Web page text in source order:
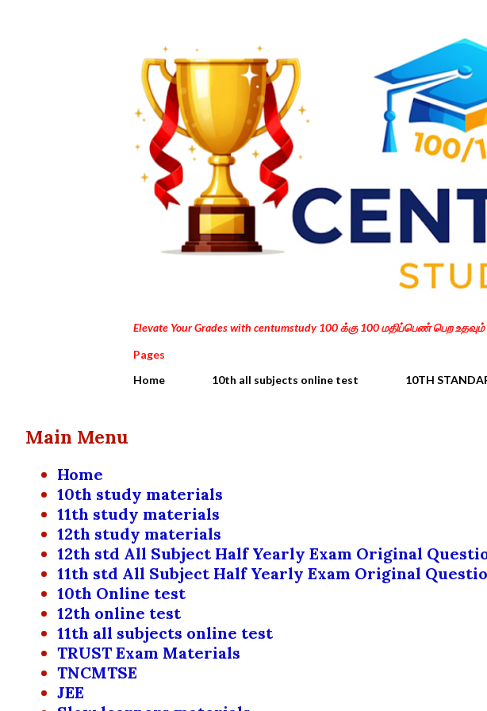
Elevate Your Grades with centumstudy 100 க்கு 100 மதிப்பெண் பெற
Pages
Home
10th all subjects online test 10TH
Main Menu
Home
10th study materials
11th study materials
12th study materials
12th std All Subject Half Yearly Exam Original
11th std All Subject Half Yearly Exam Original
10th Online test
12th online test
11th all subjects online test
TRUST Exam Materials
TNCMTSE
JEE